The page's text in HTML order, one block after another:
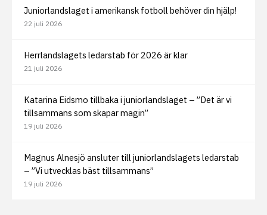
Juniorlandslaget i amerikansk fotboll behöver din hjälp!
22 juli 2026
Herrlandslagets ledarstab för 2026 är klar
21 juli 2026
Katarina Eidsmo tillbaka i juniorlandslaget – ”Det är vi
tillsammans som skapar magin”
19 juli 2026
Magnus Alnesjö ansluter till juniorlandslagets ledarstab
– ”Vi utvecklas bäst tillsammans”
19 juli 2026